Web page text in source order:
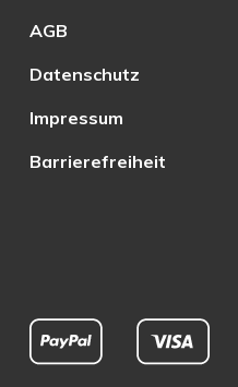
AGB
Datenschutz
Impressum
Barrierefreiheit